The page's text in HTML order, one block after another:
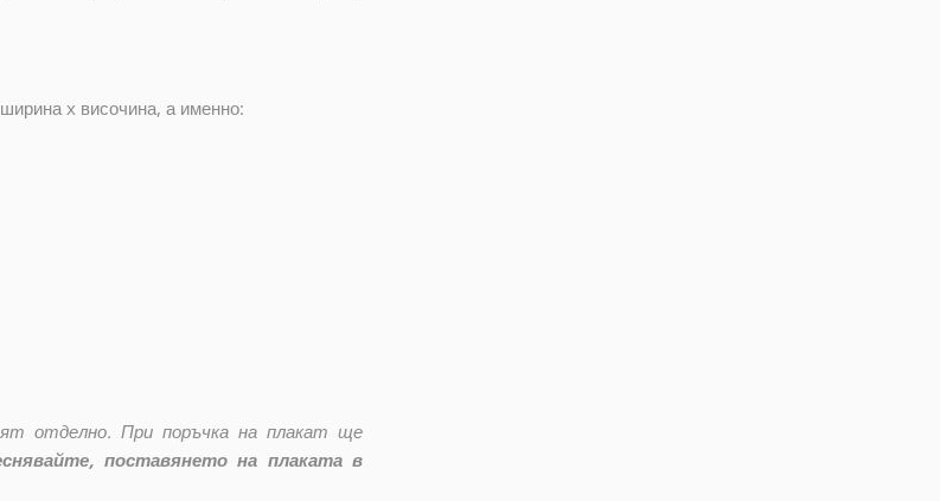
x височина, а именно:
отделно. При поръчка на плакат ще
поставянето на плаката в